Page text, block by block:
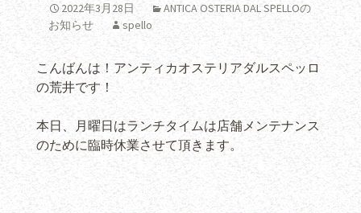
2022年3月28日
ANTICA OSTERIA DAL SPELLOの
お知らせ
spello
こんばんは！アンティカオステリアダルスペッロ
の荒井です！
本日、月曜日はランチタイムは店舗メンテナンス
のために臨時休業させて頂きます。